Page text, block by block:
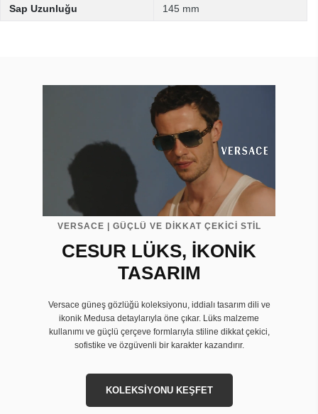
Sap Uzunluğu 145 mm
VERSACE | GÜÇLÜ VE DİKKAT ÇEKİCİ STİL
CESUR LÜKS, İKONİK
TASARIM
Versace güneş gözlüğü koleksiyonu, iddialı tasarım dili ve
ikonik Medusa detaylarıyla öne çıkar. Lüks malzeme
kullanımı ve güçlü çerçeve formlarıyla stiline dikkat çekici,
sofistike ve özgüvenli bir karakter kazandırır.
KOLEKSİYONU KEŞFET